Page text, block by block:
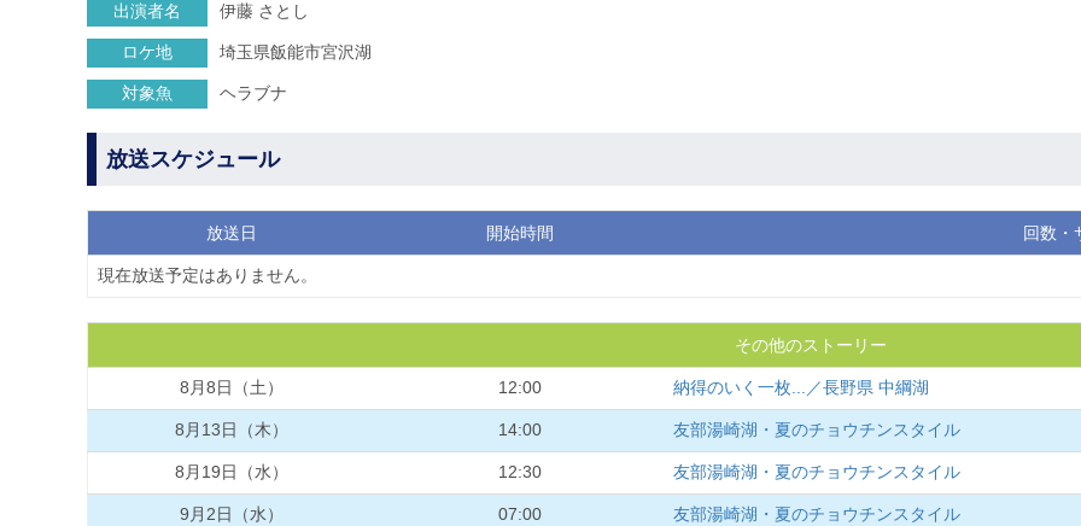
出演者名 伊藤 さとし
ロケ地 埼玉県飯能市宮沢湖
対象魚 ヘラブナ
放送スケジュール
放送日 開始時間 回数・
現在放送予定はありません。
その他のストーリー
8月8日（土） 12:00 納得のいく一枚...／長野県 中綱湖
8月13日（木） 14:00 友部湯崎湖・夏のチョウチンスタイル
8月19日（水） 12:30 友部湯崎湖・夏のチョウチンスタイル
9月2日（水） 07:00 友部湯崎湖・夏のチョウチンスタイル